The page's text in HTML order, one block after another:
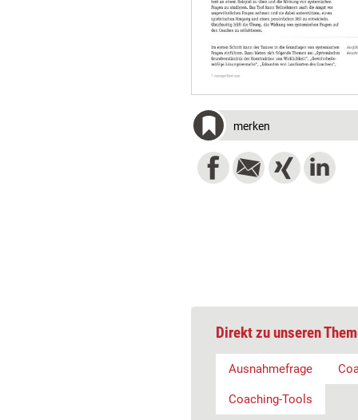
merken
Direkt zu unseren
Ausnahmefrage
Coaching-Tools